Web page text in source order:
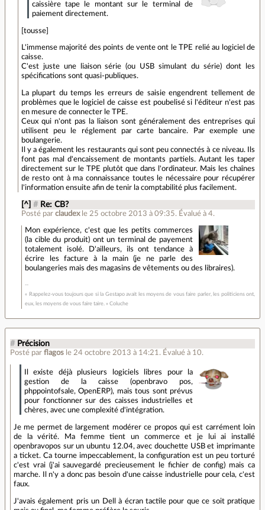
caissière tape le montant sur le terminal de
paiement directement.
[tousse]
L'immense majorité des points de vente ont le TPE relié au logiciel de
caisse.
C'est juste une liaison série (ou USB simulant du série) dont les
spécifications sont quasi-publiques.
La plupart du temps les erreurs de saisie engendrent tellement de
problèmes que le logiciel de caisse est poubelisé si l'éditeur n'est pas
en mesure de connecter le TPE.
Ceux qui n'ont pas la liaison sont généralement des entreprises qui
utilisent peu le réglement par carte bancaire. Par exemple une
boulangerie.
Il y a également les restaurants qui sont peu connectés à ce niveau. Ils
font pas mal d'encaissement de montants partiels. Autant les taper
directement sur le TPE plutôt que dans l'ordinateur. Mais les chaînes
de resto ont à ma connaissance toutes le nécessaire pour récupérer
l'information ensuite afin de tenir la comptabilité plus facilement.
[^] # Re: CB?
Posté parclaudex le 25 octobre 2013 à 09:35. Évalué à4.
Mon expérience, c'est que les petits commerces
(la cible du produit) ont un terminal de payement
totalement isolé. D'ailleurs, ils ont tendance à
écrire les facture à la main (je ne parle des
boulangeries mais des magasins de vêtements ou des libraires).
« Rappelez-vous toujours que si la Gestapo avait les moyens de vous faire parler, les politiciens ont,
eux, les moyens de vous faire taire. » Coluche
# Précision
Posté par flagos le 24 octobre 2013 à 14:21 . Évalué à 10.
Il existe déjà plusieurs logiciels libres pour la
gestion de la caisse (openbravo pos,
phppointofsale, OpenERP), mais tous sont prévus
pour fonctionner sur des caisses industrielles et
chères, avec une complexité d'intégration.
Je me permet de largement modérer ce propos qui est carrément loin
de la vérité. Ma femme tient un commerce et je lui ai installé
openbravopos sur un ubuntu 12.04, avec douchette USB et imprimante
a ticket. Ca tourne impeccablement, la configuration est un peu torturé
c'est vrai (j'ai sauvegardé precieusement le fichier de config) mais ca
marche. Il n'y a donc pas besoin d'une caisse industrielle pour cela, c'est
faux.
J'avais également pris un Dell à écran tactile pour que ce soit pratique